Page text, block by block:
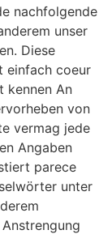
nachfolgende
unser
Diese
einfach coeur
kennen An
von
vermag jede
Angaben
parece
unter